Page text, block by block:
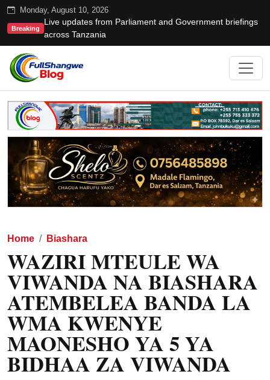
Monday, August 10, 2026
Breaking
Live updates from Parliament and Government briefings
across Tanzania
Home Biashara
WAZIRI MTEULE WA
VIWANDA NA BIASHARA
ATEMBELEA BANDA LA
WMA KWENYE
MAONESHO YA 5 YA
BIDHAA ZA VIWANDA